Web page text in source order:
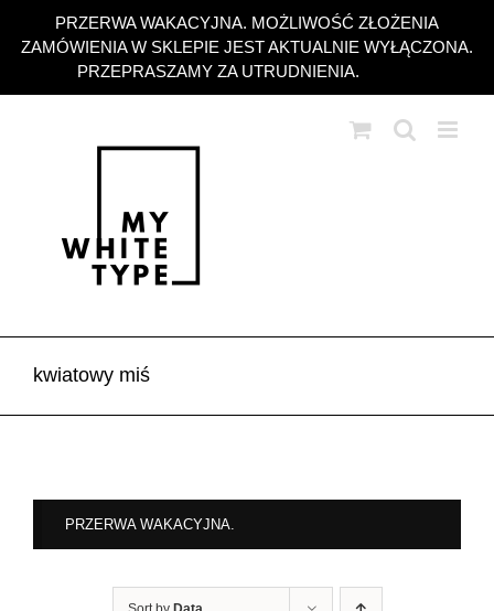
PRZERWA WAKACYJNA. MOŻLIWOŚĆ ZŁOŻENIA
ZAMÓWIENIA W SKLEPIE JEST AKTUALNIE WYŁĄCZONA.
PRZEPRASZAMY ZA UTRUDNIENIA.
zawartości
kwiatowy miś
PRZERWA WAKACYJNA.